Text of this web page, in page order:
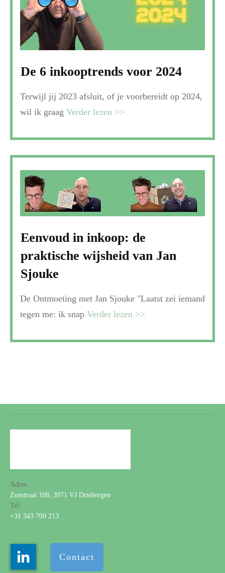
De 6 inkooptrends voor 2024
Terwijl jij 2023 afsluit, of je voorbereidt op 2024,
wil ik graag Verder lezen >>
Eenvoud in inkoop: de
praktische wijsheid van Jan
Sjouke
De Ontmoeting met Jan Sjouke "Laatst zei iemand
tegen me: ik snap Verder lezen >>
Adres:
Zonstraat 108, 3971 VJ Driebergen
Tel:
+31 343 700 213
Contact